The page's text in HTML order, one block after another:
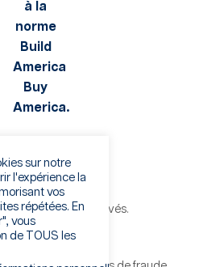
Tous droits réservés.
de confidentialité
sur notre
l'expérience la
vos
répétées. En
vous
de TOUS les